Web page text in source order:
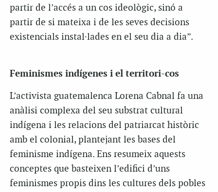
partir de l’accés a un cos ideològic, sinó a
partir de si mateixa i de les seves decisions
existencials instal·lades en el seu dia a dia”.
Feminismes indígenes i el territori-cos
L’activista guatemalenca Lorena Cabnal fa una
anàlisi complexa del seu substrat cultural
indígena i les relacions del patriarcat històric
amb el colonial, plantejant les bases del
feminisme indígena. Ens resumeix aquests
conceptes que basteixen l’edifici d’uns
feminismes propis dins les cultures dels pobles